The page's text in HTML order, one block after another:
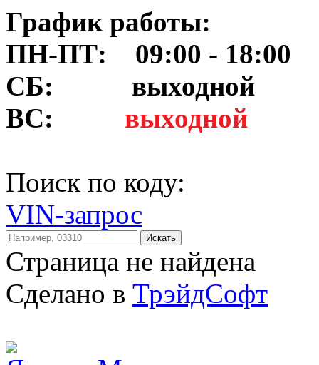
График работы:
ПН-ПТ: 09:00 - 18:00
СБ:
выходной
ВС: выходной
Поиск по коду:
VIN-запрос
Искать
Страница не найдена
Сделано в ТрэйдСофт